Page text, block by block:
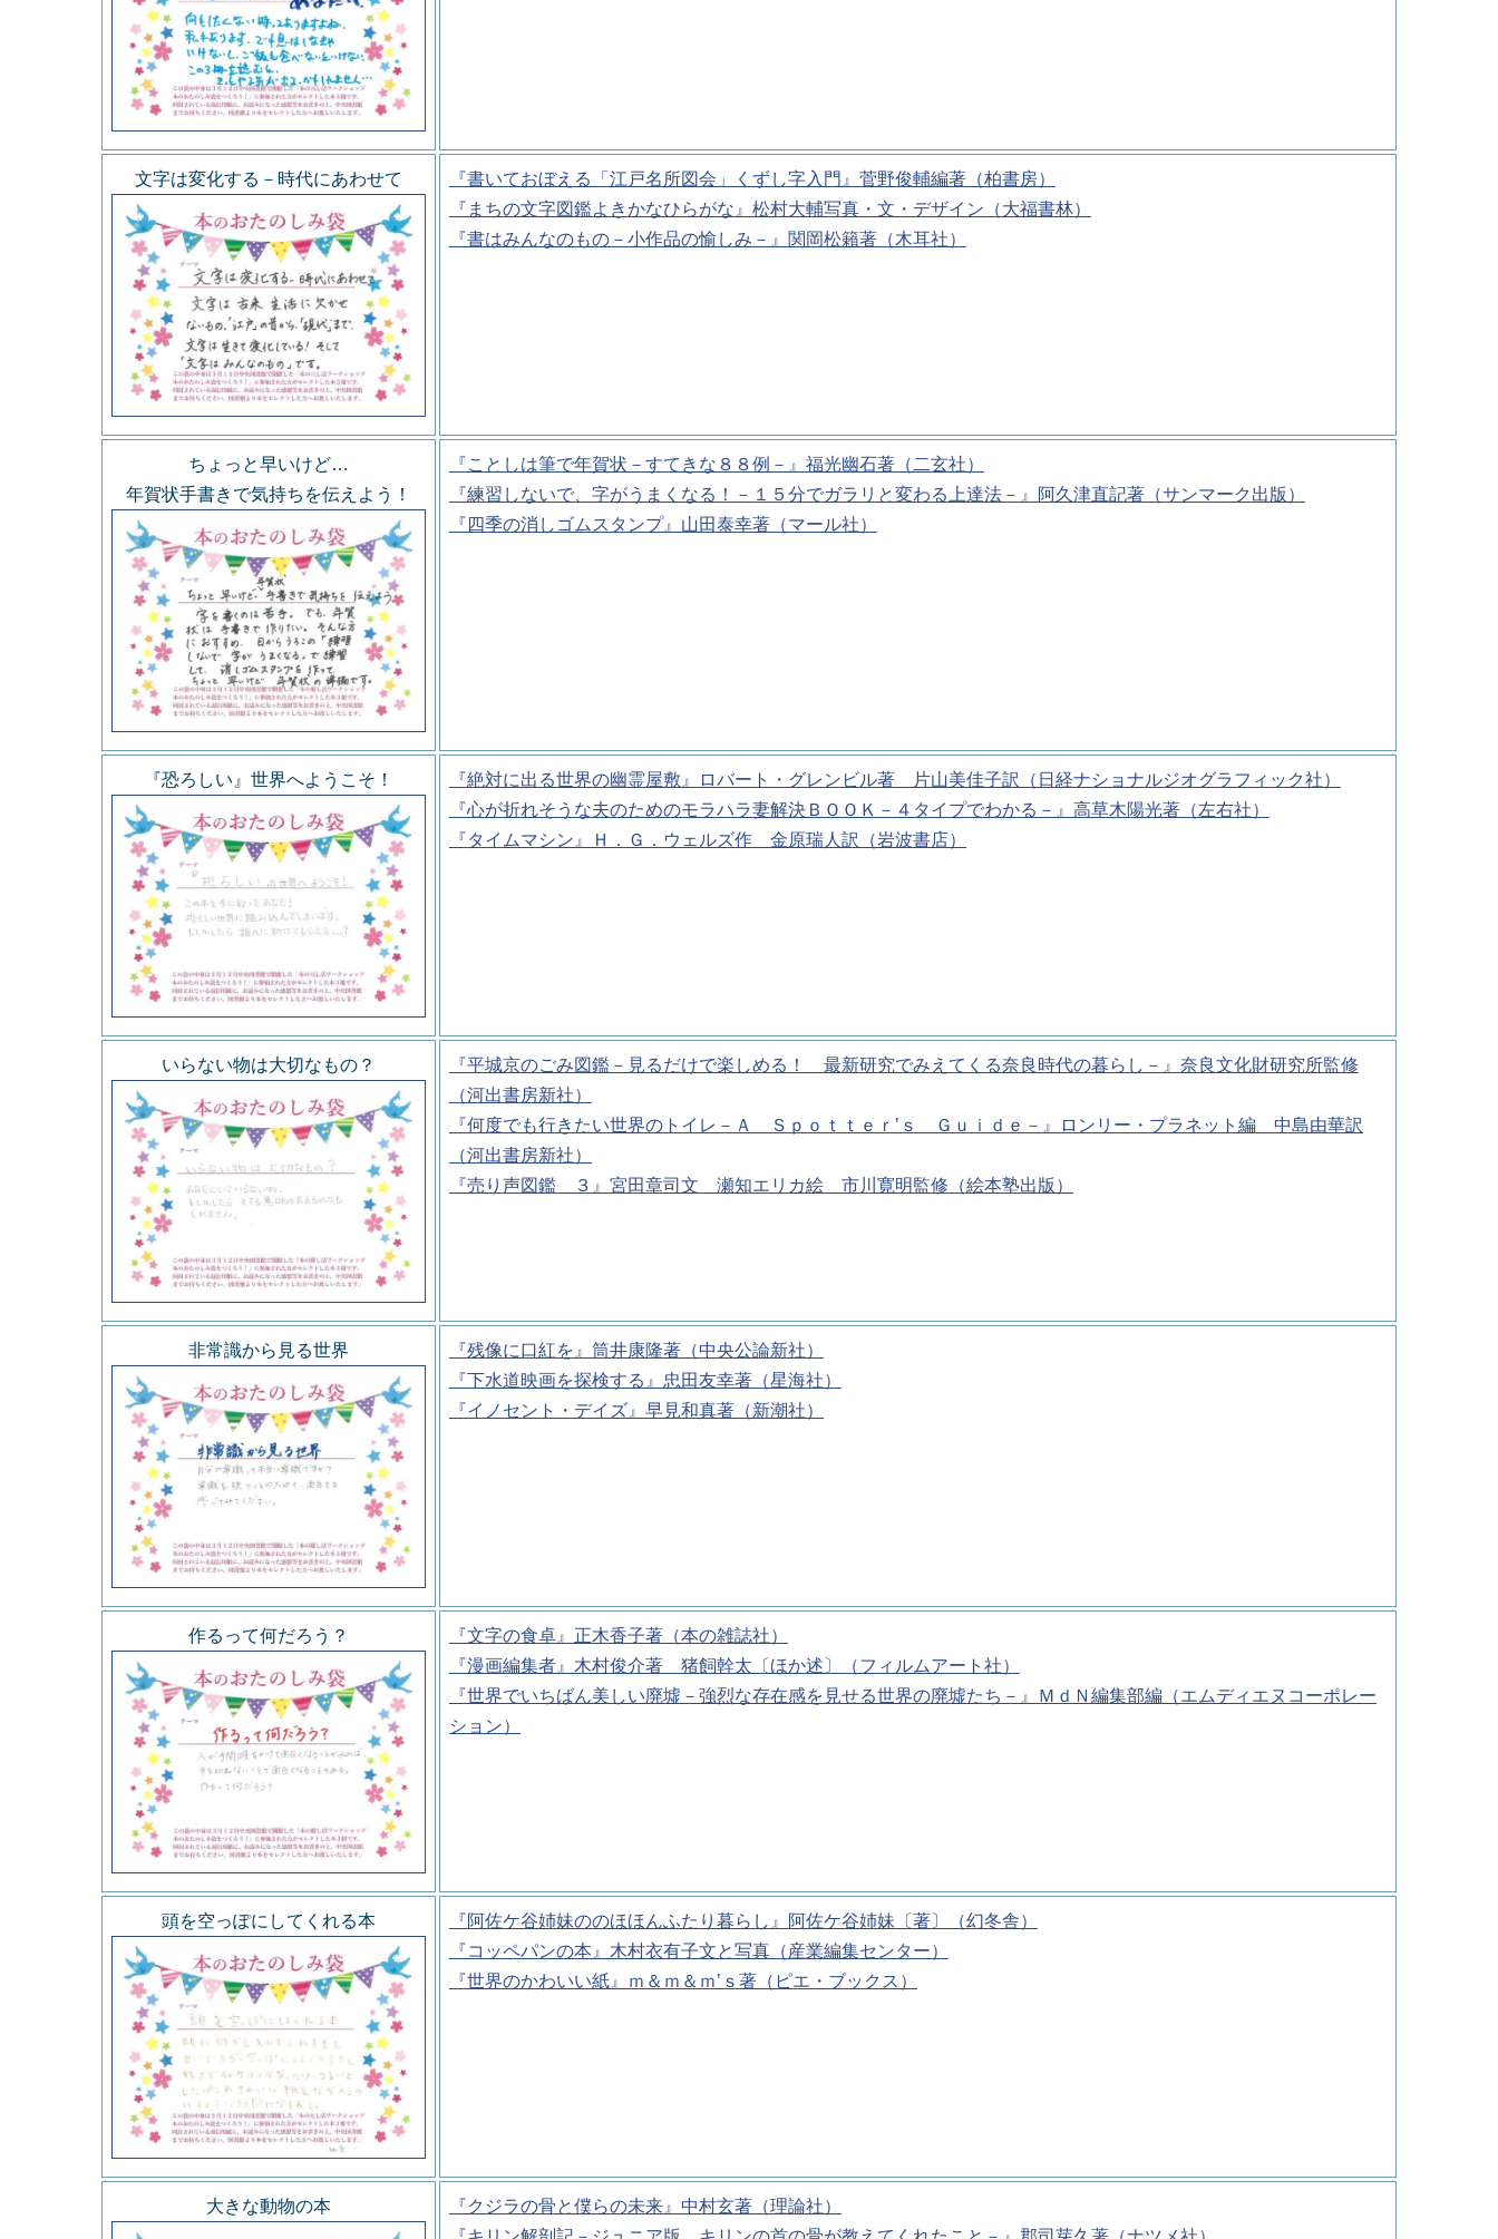
文字は変化する－時代にあわせて
『書いておぼえる「江戸名所図会」くずし字入門』菅野俊輔編著（柏書房）
『まちの文字図鑑よきかなひらがな』松村大輔写真・文・デザイン（大福書林）
『書はみんなのもの－小作品の愉しみ－』関岡松籟著（木耳社）
ちょっと早いけど…
年賀状手書きで気持ちを伝えよう！
『ことしは筆で年賀状－すてきな８８例－』福光幽石著（二玄社）
『練習しないで、字がうまくなる！－１５分でガラリと変わる上達法－』阿久津直記著（サンマーク出版）
『四季の消しゴムスタンプ』山田泰幸著（マール社）
『恐ろしい』世界へようこそ！
『絶対に出る世界の幽霊屋敷』ロバート・グレンビル著 片山美佳子訳（日経ナショナルジオグラフィック社）
『心が折れそうな夫のためのモラハラ妻解決ＢＯＯＫ－４タイプでわかる－』高草木陽光著（左右社）
『タイムマシン』Ｈ．Ｇ．ウェルズ作 金原瑞人訳（岩波書店）
いらない物は大切なもの？
『平城京のごみ図鑑－見るだけで楽しめる！ 最新研究でみえてくる奈良時代の暮らし－』奈良文化財研究所監修
（河出書房新社）
『何度でも行きたい世界のトイレ－Ａ Ｓｐｏｔｔｅｒ’ｓ Ｇｕｉｄｅ－』ロンリー・プラネット編 中島由華訳
（河出書房新社）
『売り声図鑑 ３』宮田章司文 瀬知エリカ絵 市川寛明監修（絵本塾出版）
非常識から見る世界
『残像に口紅を』筒井康隆著（中央公論新社）
『下水道映画を探検する』忠田友幸著（星海社）
『イノセント・デイズ』早見和真著（新潮社）
作るって何だろう？
『文字の食卓』正木香子著（本の雑誌社）
『漫画編集者』木村俊介著 猪飼幹太〔ほか述〕（フィルムアート社）
『世界でいちばん美しい廃墟－強烈な存在感を見せる世界の廃墟たち－』ＭｄＮ編集部編（エムディエヌコーポレー
ション）
頭を空っぽにしてくれる本
『阿佐ケ谷姉妹ののほほんふたり暮らし』阿佐ケ谷姉妹〔著〕（幻冬舎）
『コッペパンの本』木村衣有子文と写真（産業編集センター）
『世界のかわいい紙』ｍ＆ｍ＆ｍ’ｓ著（ピエ・ブックス）
大きな動物の本
『クジラの骨と僕らの未来』中村玄著（理論社）